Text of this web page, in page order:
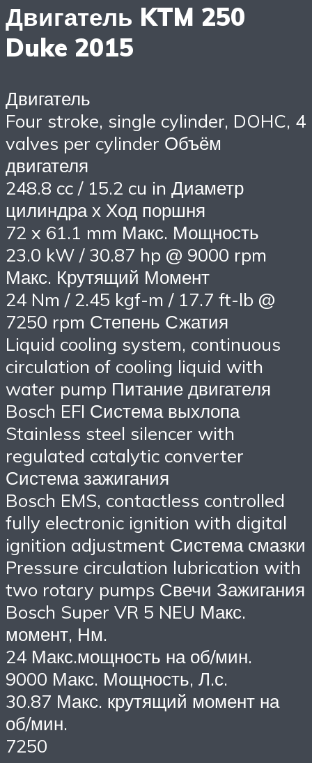
Двигатель KTM 250
Duke 2015
Двигатель
Four stroke, single cylinder, DOHC, 4
valves per cylinder Объём
двигателя
248.8 cc / 15.2 cu in Диаметр
цилиндра х Ход поршня
72 x 61.1 mm Макс. Мощность
23.0 kW / 30.87 hp @ 9000 rpm
Макс. Крутящий Момент
24 Nm / 2.45 kgf-m / 17.7 ft-lb @
7250 rpm Степень Сжатия
Liquid cooling system, continuous
circulation of cooling liquid with
water pump Питание двигателя
Bosch EFI Система выхлопа
Stainless steel silencer with
regulated catalytic converter
Система зажигания
Bosch EMS, contactless controlled
fully electronic ignition with digital
ignition adjustment Система смазки
Pressure circulation lubrication with
two rotary pumps Свечи Зажигания
Bosch Super VR 5 NEU Макс.
момент, Нм.
24 Макс.мощность на об/мин.
9000 Макс. Мощность, Л.с.
30.87 Макс. крутящий момент на
об/мин.
7250